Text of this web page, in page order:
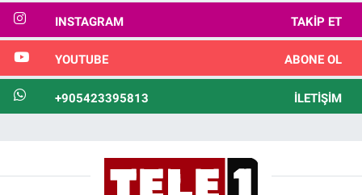
INSTAGRAM TAKIP ET
YOUTUBE ABONE OL
+905423395813 İLETIŞIM